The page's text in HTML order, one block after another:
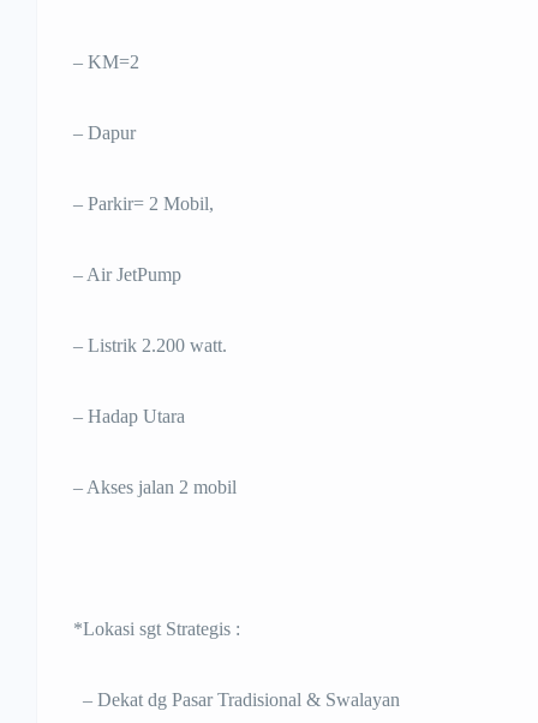
– KM=2
– Dapur
– Parkir= 2 Mobil,
– Air JetPump
– Listrik 2.200 watt.
– Hadap Utara
– Akses jalan 2 mobil
*Lokasi sgt Strategis :
– Dekat dg Pasar Tradisional & Swalayan